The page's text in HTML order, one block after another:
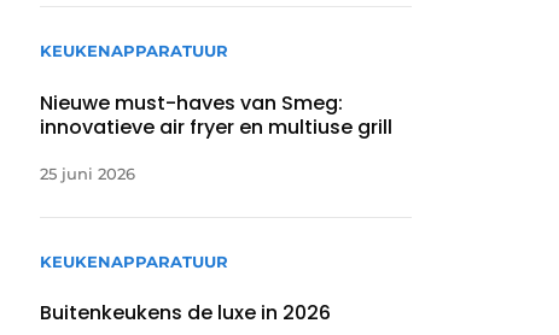
KEUKENAPPARATUUR
Nieuwe must-haves van Smeg:
innovatieve air fryer en multiuse grill
25 juni 2026
KEUKENAPPARATUUR
Buitenkeukens de luxe in 2026